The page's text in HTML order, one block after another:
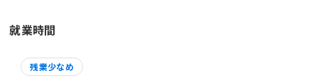
就業時間
残業少なめ